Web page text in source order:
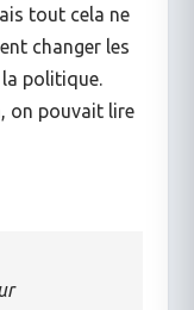
tout cela ne
changer les
politique.
on pouvait lire